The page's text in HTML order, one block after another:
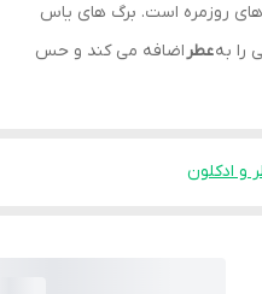
روزمره است. برگ های یاس
را بهعطراضافه می کند و حس
و ادکلون